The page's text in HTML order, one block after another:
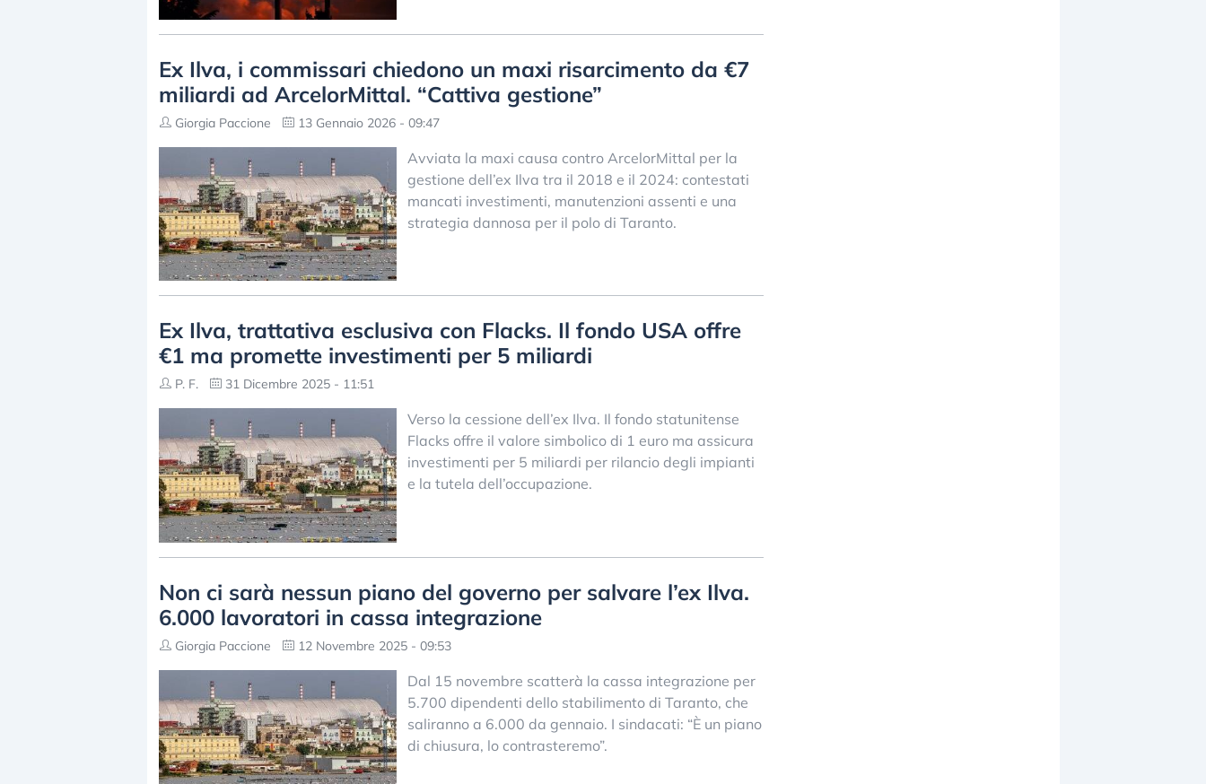
Ex Ilva, i commissari chiedono un maxi risarcimento da €7
miliardi ad ArcelorMittal. “Cattiva gestione”
Giorgia Paccione 13 Gennaio 2026 - 09:47
Avviata la maxi causa contro ArcelorMittal per la
gestione dell’ex Ilva tra il 2018 e il 2024: contestati
mancati investimenti, manutenzioni assenti e una
strategia dannosa per il polo di Taranto.
Ex Ilva, trattativa esclusiva con Flacks. Il fondo USA offre
€1 ma promette investimenti per 5 miliardi
P. F. 31 Dicembre 2025 - 11:51
Verso la cessione dell’ex Ilva. Il fondo statunitense
Flacks offre il valore simbolico di 1 euro ma assicura
investimenti per 5 miliardi per rilancio degli impianti
e la tutela dell’occupazione.
Non ci sarà nessun piano del governo per salvare l’ex Ilva.
6.000 lavoratori in cassa integrazione
Giorgia Paccione 12 Novembre 2025 - 09:53
Dal 15 novembre scatterà la cassa integrazione per
5.700 dipendenti dello stabilimento di Taranto, che
saliranno a 6.000 da gennaio. I sindacati: “È un piano
di chiusura, lo contrasteremo”.